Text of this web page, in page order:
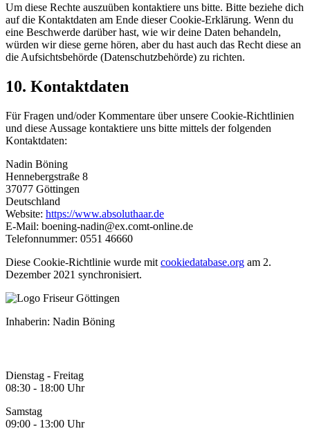
Um diese Rechte auszuüben kontaktiere uns bitte. Bitte beziehe dich
auf die Kontaktdaten am Ende dieser Cookie-Erklärung. Wenn du
eine Beschwerde darüber hast, wie wir deine Daten behandeln,
würden wir diese gerne hören, aber du hast auch das Recht diese an
die Aufsichtsbehörde (Datenschutzbehörde) zu richten.
10. Kontaktdaten
Für Fragen und/oder Kommentare über unsere Cookie-Richtlinien
und diese Aussage kontaktiere uns bitte mittels der folgenden
Kontaktdaten:
Nadin Böning
Hennebergstraße 8
37077 Göttingen
Deutschland
Website: https://www.absoluthaar.de
E-Mail: boening-nadin@ex.comt-online.de
Telefonnummer: 0551 46660
Diese Cookie-Richtlinie wurde mit cookiedatabase.org am 2.
Dezember 2021 synchronisiert.
Inhaberin: Nadin Böning
Dienstag - Freitag
08:30 - 18:00 Uhr
Samstag
09:00 - 13:00 Uhr